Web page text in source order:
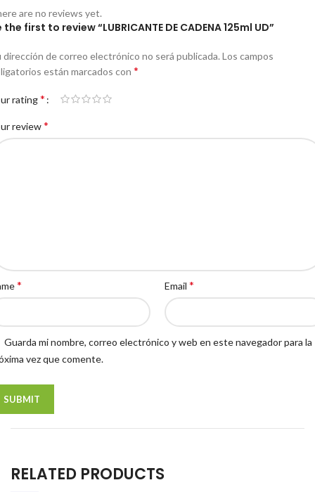
are no reviews yet.
the first to review “LUBRICANTE DE CADENA 125ml UD”
dirección de correo electrónico no será publicada. Los campos
están marcados con *
rating*
review*
* Email *
Guarda mi nombre, correo electrónico y web en este navegador para la
vez que comente.
RELATED PRODUCTS